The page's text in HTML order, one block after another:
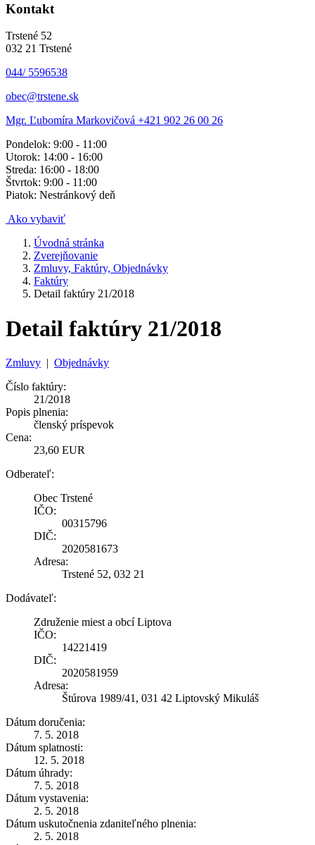
Kontakt
Trstené 52
032 21 Trstené
044/ 5596538
obec@trstene.sk
Mgr. Ľubomíra Markovičová +421 902 26 00 26
Pondelok: 9:00 - 11:00
Utorok: 14:00 - 16:00
Streda: 16:00 - 18:00
Štvrtok: 9:00 - 11:00
Piatok: Nestránkový deň
Ako vybaviť
Úvodná stránka
Zverejňovanie
Zmluvy, Faktúry, Objednávky
Faktúry
Detail faktúry 21/2018
Detail faktúry 21/2018
Zmluvy | Objednávky
Číslo faktúry:
21/2018
Popis plnenia:
členský príspevok
Cena:
23,60 EUR
Odberateľ:
Obec Trstené
IČO:
00315796
DIČ:
2020581673
Adresa:
Trstené 52, 032 21
Dodávateľ:
Združenie miest a obcí Liptova
IČO:
14221419
DIČ:
2020581959
Adresa:
Štúrova 1989/41, 031 42 Liptovský Mikuláš
Dátum doručenia:
7. 5. 2018
Dátum splatnosti:
12. 5. 2018
Dátum úhrady:
7. 5. 2018
Dátum vystavenia:
2. 5. 2018
Dátum uskutočnenia zdaniteľného plnenia:
2. 5. 2018